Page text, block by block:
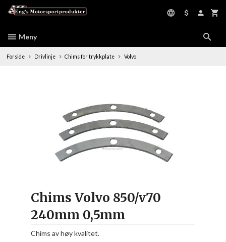
Meny
Forside Drivlinje Chims for trykkplate Volvo
Chims Volvo 850/v70
240mm 0,5mm
Chims av høy kvalitet.